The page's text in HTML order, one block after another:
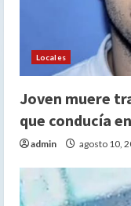
Locales
Joven muere
que conducía
admin agosto 10,